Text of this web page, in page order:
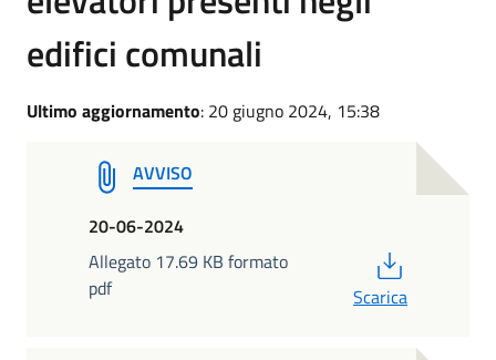
edifici comunali
Ultimo aggiornamento: 20 giugno 2024, 15:38
AVVISO
20-06-2024
Allegato 17.69 KB formato
pdf
Scarica